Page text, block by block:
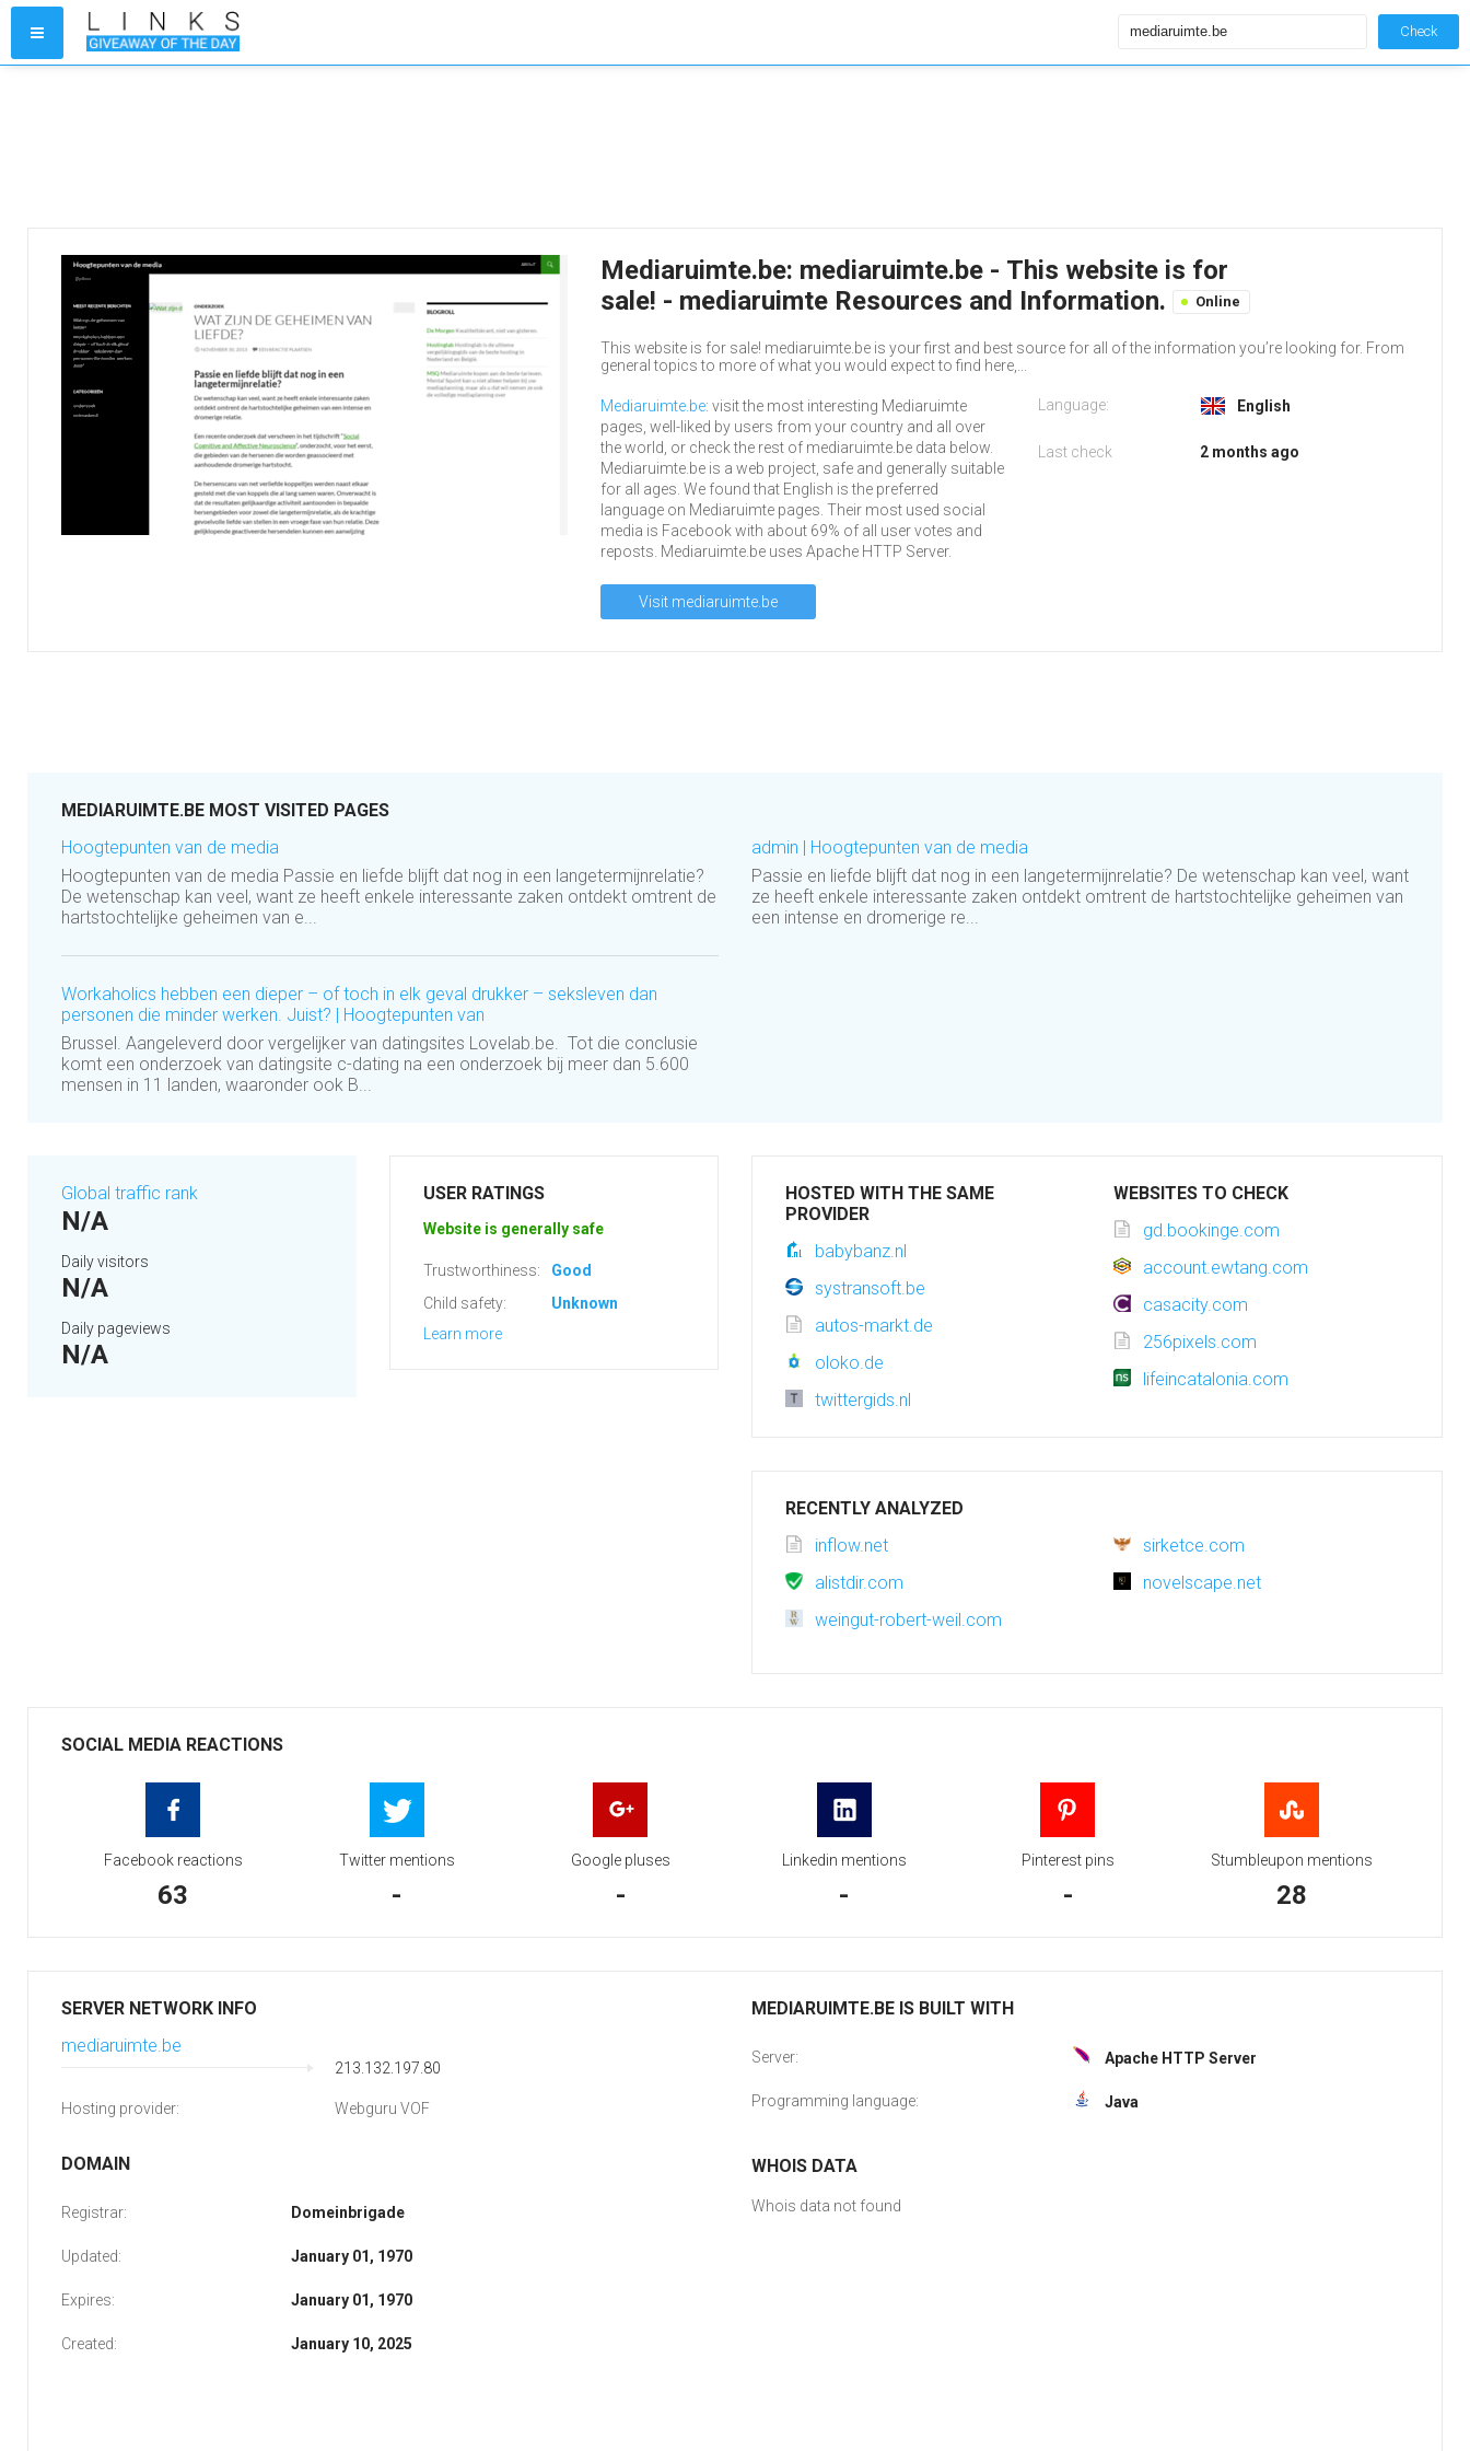
Check
Mediaruimte.be: mediaruimte.be - This website is for
sale! - mediaruimte Resources and Information.
Online
This website is for sale! mediaruimte.be is your first and best source for all of the information you’re looking for. From
general topics to more of what you would expect to find here,...
Mediaruimte.be: visit the most interesting Mediaruimte
pages, well-liked by users from your country and all over
the world, or check the rest of mediaruimte.be data below.
Mediaruimte.be is a web project, safe and generally suitable
for all ages. We found that English is the preferred
language on Mediaruimte pages. Their most used social
media is Facebook with about 69% of all user votes and
reposts. Mediaruimte.be uses Apache HTTP Server.
Visit mediaruimte.be
Language: English
Last check 2 months ago
MEDIARUIMTE.BE MOST VISITED PAGES
Hoogtepunten van de media
Hoogtepunten van de media Passie en liefde blijft dat nog in een langetermijnrelatie?
De wetenschap kan veel, want ze heeft enkele interessante zaken ontdekt omtrent de
hartstochtelijke geheimen van e...
Workaholics hebben een dieper – of toch in elk geval drukker – seksleven dan
personen die minder werken. Juist? | Hoogtepunten van
Brussel. Aangeleverd door vergelijker van datingsites Lovelab.be. Tot die conclusie
komt een onderzoek van datingsite c-dating na een onderzoek bij meer dan 5.600
mensen in 11 landen, waaronder ook B...
admin | Hoogtepunten van de media
Passie en liefde blijft dat nog in een langetermijnrelatie? De wetenschap kan veel, want
ze heeft enkele interessante zaken ontdekt omtrent de hartstochtelijke geheimen van
een intense en dromerige re...
Global traffic rank
N/A
Daily visitors
N/A
Daily pageviews
N/A
USER RATINGS
Website is generally safe
Trustworthiness:
Good
Child safety:
Unknown
Learn more
HOSTED WITH THE SAME
PROVIDER
babybanz.nl
systransoft.be
autos-markt.de
oloko.de
twittergids.nl
WEBSITES TO CHECK
gd.bookinge.com
account.ewtang.com
casacity.com
256pixels.com
lifeincatalonia.com
RECENTLY ANALYZED
inflow.net
sirketce.com
alistdir.com
novelscape.net
weingut-robert-weil.com
SOCIAL MEDIA REACTIONS
Facebook reactions
63
Twitter mentions
-
Google pluses
-
Linkedin mentions
-
Pinterest pins
-
Stumbleupon mentions
28
SERVER NETWORK INFO
mediaruimte.be
213.132.197.80
Hosting provider: Webguru VOF
DOMAIN
Registrar: Domeinbrigade
Updated: January 01, 1970
Expires: January 01, 1970
Created: January 10, 2025
MEDIARUIMTE.BE IS BUILT WITH
Server: Apache HTTP Server
Programming language: Java
WHOIS DATA
Whois data not found